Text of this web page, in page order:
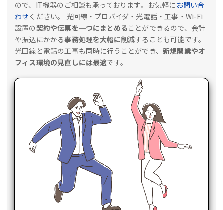
ので、IT機器のご相談も承っております。お気軽に お問い合
わせ ください。
光回線・プロバイダ・光電話・工事・Wi-Fi
設置の契約や伝票を一つにまとめることができるので、会計
や振込にかかる事務処理を大幅に削減することも可能です。
光回線と電話の工事も同時に行うことができ、 新規開業やオ
フィス環境の見直しには最適です。